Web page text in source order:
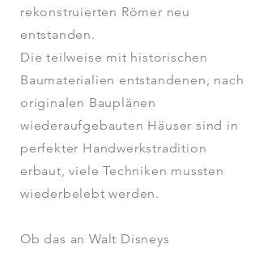
rekonstruierten Römer neu
entstanden.
Die teilweise mit historischen
Baumaterialien entstandenen, nach
originalen Bauplänen
wiederaufgebauten Häuser sind in
perfekter Handwerkstradition
erbaut, viele Techniken mussten
wiederbelebt werden.
Ob das an Walt Disneys